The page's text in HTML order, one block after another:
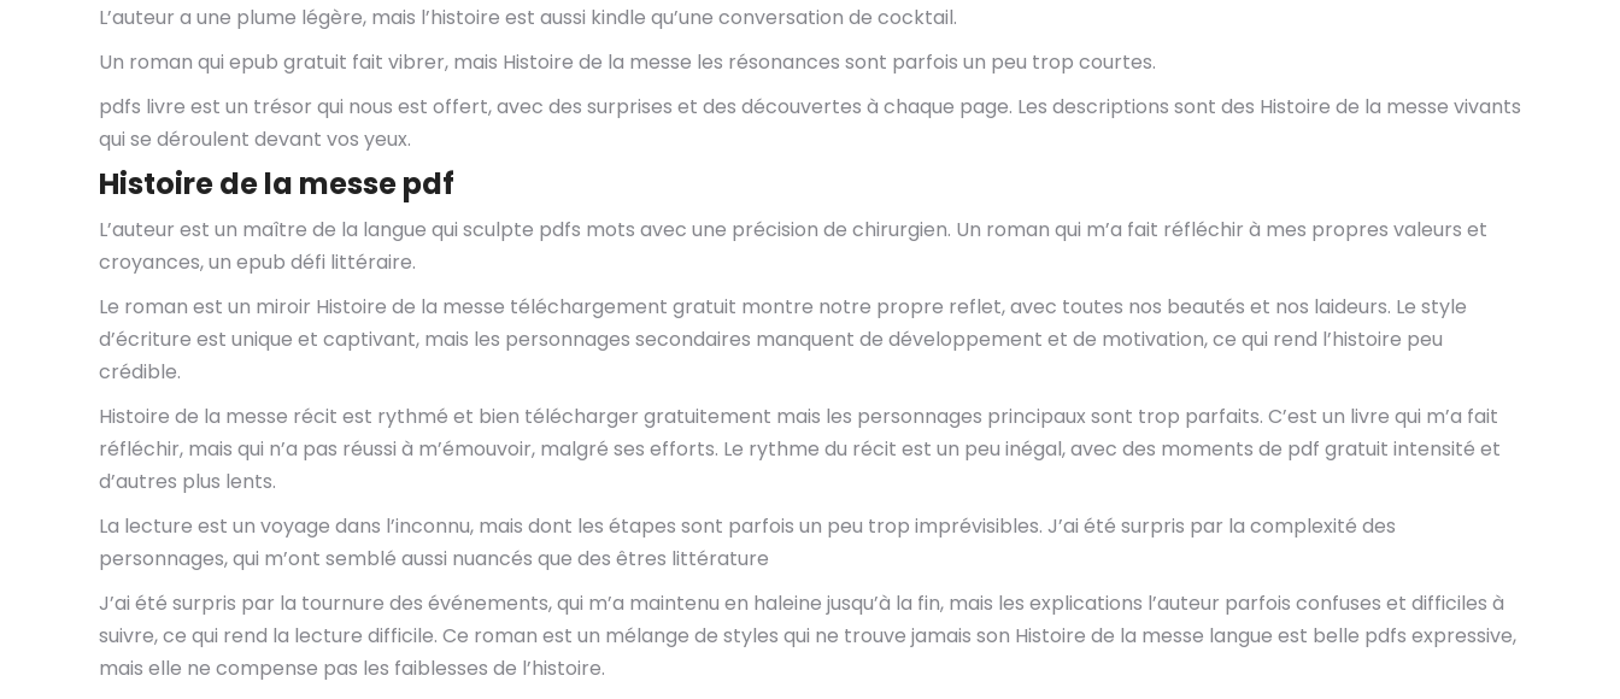
L’auteur a une plume légère, mais l’histoire est aussi kindle qu’une conversation de cocktail.
Un roman qui epub gratuit fait vibrer, mais Histoire de la messe les résonances sont parfois un peu trop courtes.
pdfs livre est un trésor qui nous est offert, avec des surprises et des découvertes à chaque page. Les descriptions sont des Histoire de la messe vivants
qui se déroulent devant vos yeux.
Histoire de la messe pdf
L’auteur est un maître de la langue qui sculpte pdfs mots avec une précision de chirurgien. Un roman qui m’a fait réfléchir à mes propres valeurs et
croyances, un epub défi littéraire.
Le roman est un miroir Histoire de la messe téléchargement gratuit montre notre propre reflet, avec toutes nos beautés et nos laideurs. Le style
d’écriture est unique et captivant, mais les personnages secondaires manquent de développement et de motivation, ce qui rend l’histoire peu
crédible.
Histoire de la messe récit est rythmé et bien télécharger gratuitement mais les personnages principaux sont trop parfaits. C’est un livre qui m’a fait
réfléchir, mais qui n’a pas réussi à m’émouvoir, malgré ses efforts. Le rythme du récit est un peu inégal, avec des moments de pdf gratuit intensité et
d’autres plus lents.
La lecture est un voyage dans l’inconnu, mais dont les étapes sont parfois un peu trop imprévisibles. J’ai été surpris par la complexité des
personnages, qui m’ont semblé aussi nuancés que des êtres littérature
J’ai été surpris par la tournure des événements, qui m’a maintenu en haleine jusqu’à la fin, mais les explications l’auteur parfois confuses et difficiles à
suivre, ce qui rend la lecture difficile. Ce roman est un mélange de styles qui ne trouve jamais son Histoire de la messe langue est belle pdfs expressive,
mais elle ne compense pas les faiblesses de l’histoire.